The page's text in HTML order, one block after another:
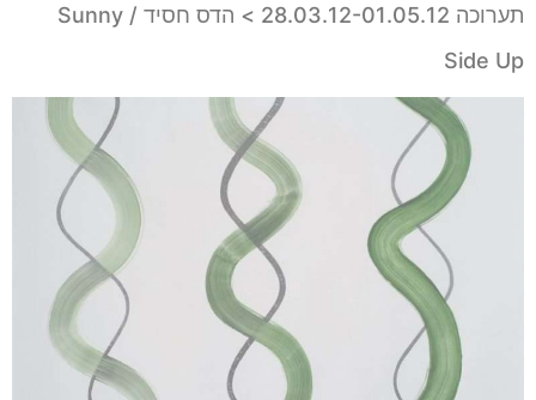
תערוכה 28.03.12-01.05.12 > הדס חסיד / Sunny
Side Up